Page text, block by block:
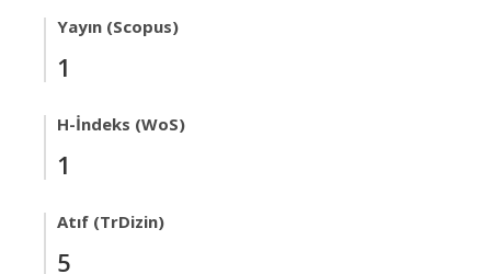
Yayın (Scopus)
1
H-İndeks (WoS)
1
Atıf (TrDizin)
5